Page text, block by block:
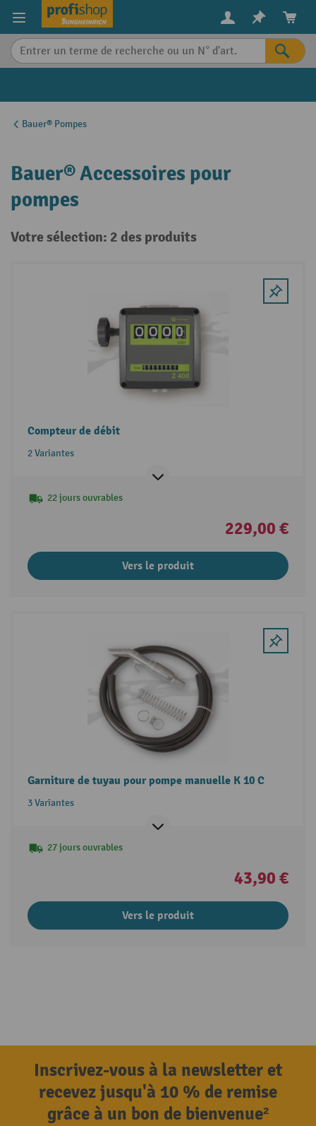
content
Bauer® Pompes
Bauer® Accessoires pour
pompes
Votre sélection: 2 des produits
Compteur de débit
2 Variantes
22 jours ouvrables
229,00 €
Vers le produit
Garniture de tuyau pour pompe manuelle K 10 C
3 Variantes
27 jours ouvrables
43,90 €
Vers le produit
Inscrivez-vous à la newsletter et
recevez jusqu'à 10 % de remise
grâce à un bon de bienvenue²